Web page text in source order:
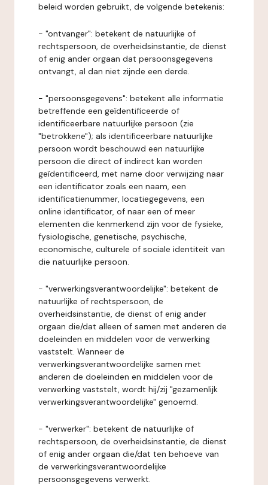
beleid worden gebruikt, de volgende betekenis:
- "ontvanger": betekent de natuurlijke of
rechtspersoon, de overheidsinstantie, de dienst
of enig ander orgaan dat persoonsgegevens
ontvangt, al dan niet zijnde een derde.
- "persoonsgegevens": betekent alle informatie
betreffende een geïdentificeerde of
identificeerbare natuurlijke persoon (zie
"betrokkene"); als identificeerbare natuurlijke
persoon wordt beschouwd een natuurlijke
persoon die direct of indirect kan worden
geïdentificeerd, met name door verwijzing naar
een identificator zoals een naam, een
identificatienummer, locatiegegevens, een
online identificator, of naar een of meer
elementen die kenmerkend zijn voor de fysieke,
fysiologische, genetische, psychische,
economische, culturele of sociale identiteit van
die natuurlijke persoon.
- "verwerkingsverantwoordelijke": betekent de
natuurlijke of rechtspersoon, de
overheidsinstantie, de dienst of enig ander
orgaan die/dat alleen of samen met anderen de
doeleinden en middelen voor de verwerking
vaststelt. Wanneer de
verwerkingsverantwoordelijke samen met
anderen de doeleinden en middelen voor de
verwerking vaststelt, wordt hij/zij "gezamenlijk
verwerkingsverantwoordelijke" genoemd.
- "verwerker": betekent de natuurlijke of
rechtspersoon, de overheidsinstantie, de dienst
of enig ander orgaan die/dat ten behoeve van
de verwerkingsverantwoordelijke
persoonsgegevens verwerkt.